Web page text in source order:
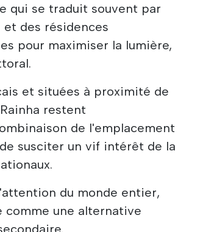
qui se traduit souvent par
des résidences
pour maximiser la lumière,
et situées à proximité de
restent
de l'emplacement
susciter un vif intérêt de la
du monde entier,
comme une alternative